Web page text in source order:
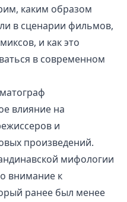
каким образом
в сценарии фильмов,
и как это
в современном
влияние на
и
произведений.
мифологии
внимание к
ранее был менее